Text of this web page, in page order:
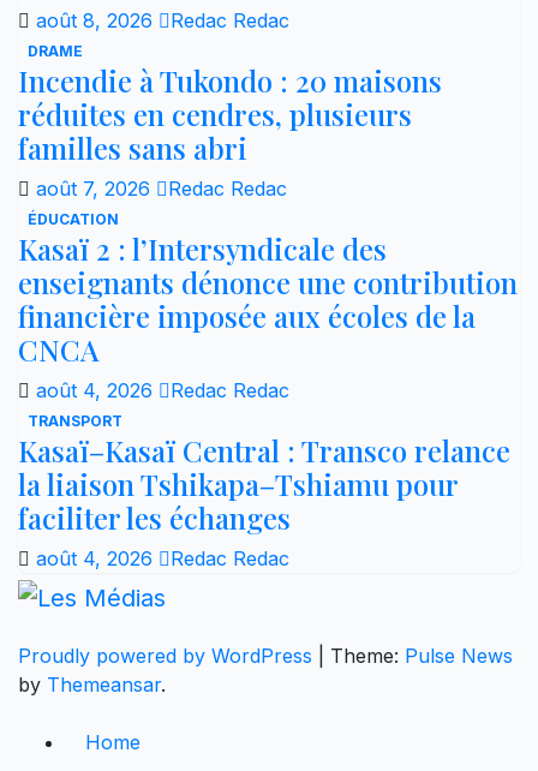
août 8, 2026 Redac Redac
DRAME
Incendie à Tukondo : 20 maisons
réduites en cendres, plusieurs
familles sans abri
août 7, 2026 Redac Redac
ÉDUCATION
Kasaï 2 : l’Intersyndicale des
enseignants dénonce une contribution
financière imposée aux écoles de la
CNCA
août 4, 2026 Redac Redac
TRANSPORT
Kasaï–Kasaï Central : Transco relance
la liaison Tshikapa–Tshiamu pour
faciliter les échanges
août 4, 2026 Redac Redac
Proudly powered by WordPress Theme: Pulse News
by Themeansar.
Home